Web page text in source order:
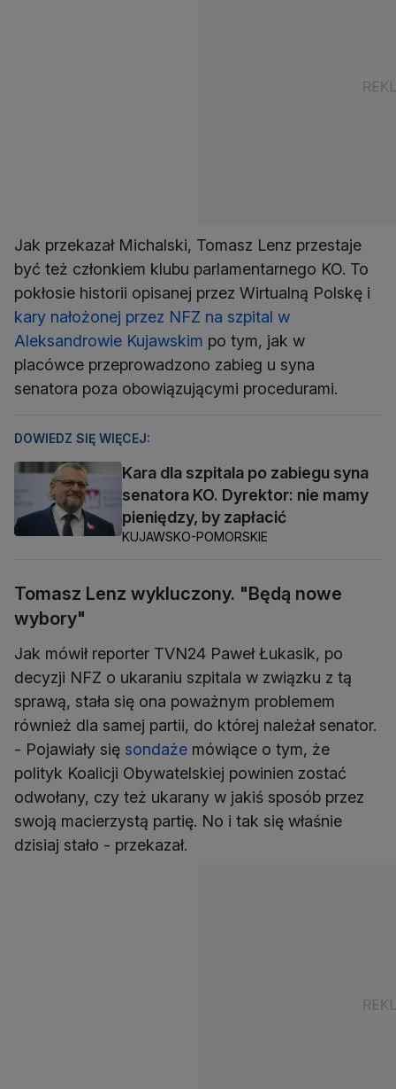
Jak przekazał Michalski, Tomasz Lenz przestaje
być też członkiem klubu parlamentarnego KO. To
pokłosie historii opisanej przez Wirtualną Polskę i
kary nałożonej przez NFZ na szpital w
Aleksandrowie Kujawskim po tym, jak w
placówce przeprowadzono zabieg u syna
senatora poza obowiązującymi procedurami.
DOWIEDZ SIĘ WIĘCEJ:
Kara dla szpitala po zabiegu syna
senatora KO. Dyrektor: nie mamy
pieniędzy, by zapłacić
KUJAWSKO-POMORSKIE
Tomasz Lenz wykluczony. "Będą nowe
wybory"
Jak mówił reporter TVN24 Paweł Łukasik, po
decyzji NFZ o ukaraniu szpitala w związku z tą
sprawą, stała się ona poważnym problemem
również dla samej partii, do której należał senator.
- Pojawiały się sondaże mówiące o tym, że
polityk Koalicji Obywatelskiej powinien zostać
odwołany, czy też ukarany w jakiś sposób przez
swoją macierzystą partię. No i tak się właśnie
dzisiaj stało - przekazał.